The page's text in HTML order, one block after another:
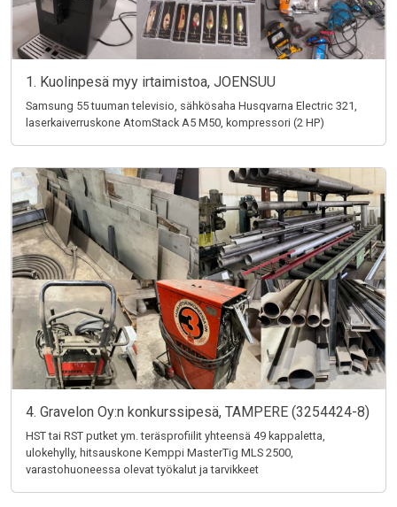
1. Kuolinpesä myy irtaimistoa, JOENSUU
Samsung 55 tuuman televisio, sähkösaha Husqvarna Electric 321,
laserkaiverruskone AtomStack A5 M50, kompressori (2 HP)
4. Gravelon Oy:n konkurssipesä, TAMPERE (3254424-8)
HST tai RST putket ym. teräsprofiilit yhteensä 49 kappaletta,
ulokehylly, hitsauskone Kemppi MasterTig MLS 2500,
varastohuoneessa olevat työkalut ja tarvikkeet